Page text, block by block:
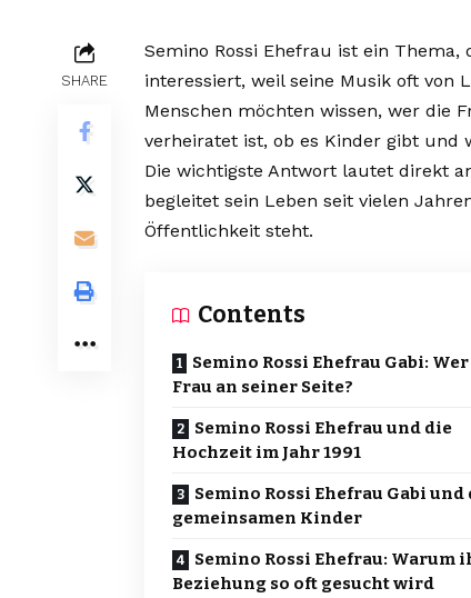
SHARE
Semino Rossi Ehefrau ist ein Thema,
interessiert, weil seine Musik oft von
Menschen möchten wissen, wer die
verheiratet ist, ob es Kinder gibt und
Die wichtigste Antwort lautet direkt
begleitet sein Leben seit vielen
Öffentlichkeit steht.
Contents
Semino Rossi Ehefrau Gabi:
Frau an seiner Seite?
Semino Rossi Ehefrau und die
Hochzeit im Jahr 1991
Semino Rossi Ehefrau Gabi und
gemeinsamen Kinder
Semino Rossi Ehefrau: Warum
Beziehung so oft gesucht wird